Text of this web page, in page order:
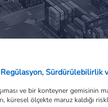
ve bir konteyner
ölçekte maruz kaldığı